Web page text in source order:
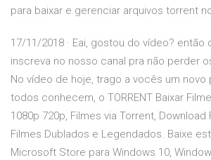
para baixar e gerenciar arquivos torrent
17/11/2018 · Eai, gostou do vídeo? então
inscreva no nosso canal pra não perder
No vídeo de hoje, trago a vocês um novo
todos conhecem, o TORRENT Baixar
1080p 720p, Filmes via Torrent, Download
Filmes Dublados e Legendados. Baixe
Microsoft Store para Windows 10,